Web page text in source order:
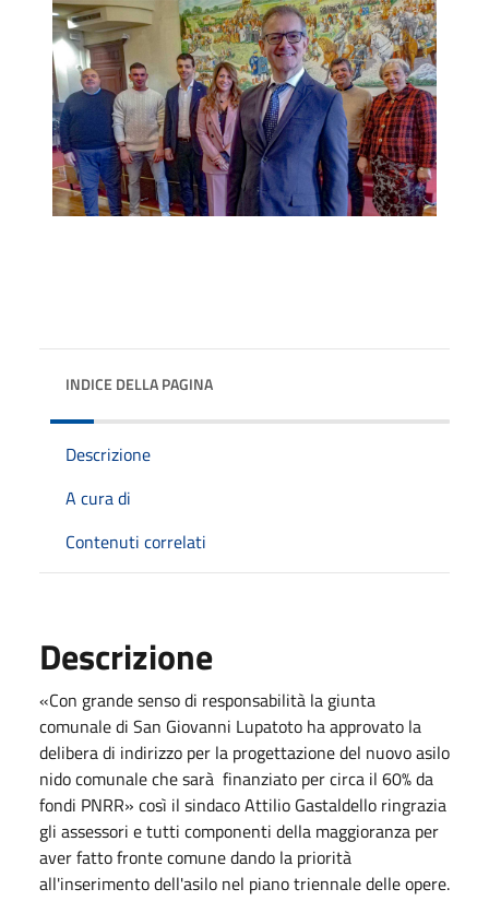
INDICE DELLA PAGINA
Descrizione
A cura di
Contenuti correlati
Descrizione
«Con grande senso di responsabilità la giunta
comunale di San Giovanni Lupatoto ha approvato la
delibera di indirizzo per la progettazione del nuovo asilo
nido comunale che sarà finanziato per circa il 60% da
fondi PNRR» così il sindaco Attilio Gastaldello ringrazia
gli assessori e tutti componenti della maggioranza per
aver fatto fronte comune dando la priorità
all'inserimento dell'asilo nel piano triennale delle opere.